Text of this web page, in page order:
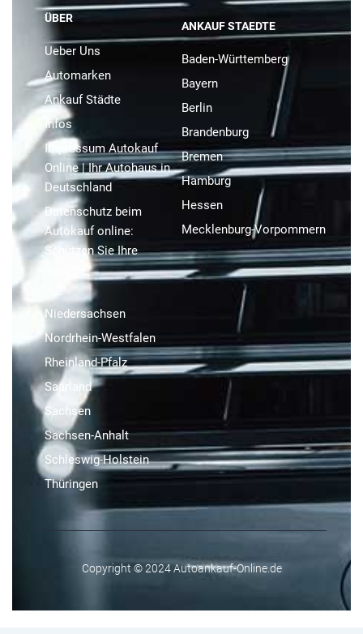
ÜBER
Ueber Uns
Automarken
Ankauf Städte
Infos
Impressum Autokauf
Online | Ihr Autohaus in
Deutschland
Datenschutz beim
Autokauf online:
Schützen Sie Ihre
ANKAUF STAEDTE
Baden-Württemberg
Bayern
Berlin
Brandenburg
Bremen
Hamburg
Hessen
Mecklenburg-Vorpommern
Niedersachsen
Nordrhein-Westfalen
Rheinland-Pfalz
Saarland
Sachsen
Sachsen-Anhalt
Schleswig-Holstein
Thüringen
Copyright © 2024 Autoankauf-Online.de